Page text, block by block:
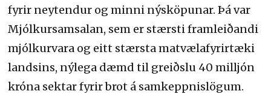
fyrir neytendur og minni nýsköpunar. Þá var
Mjólkursamsalan, sem er stærsti framleiðandi
mjólkurvara og eitt stærsta matvælafyrirtæki
landsins, nýlega dæmd til greiðslu 40 milljón
króna sektar fyrir brot á samkeppnislögum.